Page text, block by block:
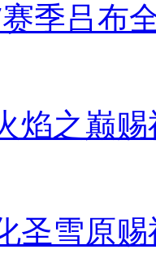
季吕布
焰之巅赐
圣雪原赐